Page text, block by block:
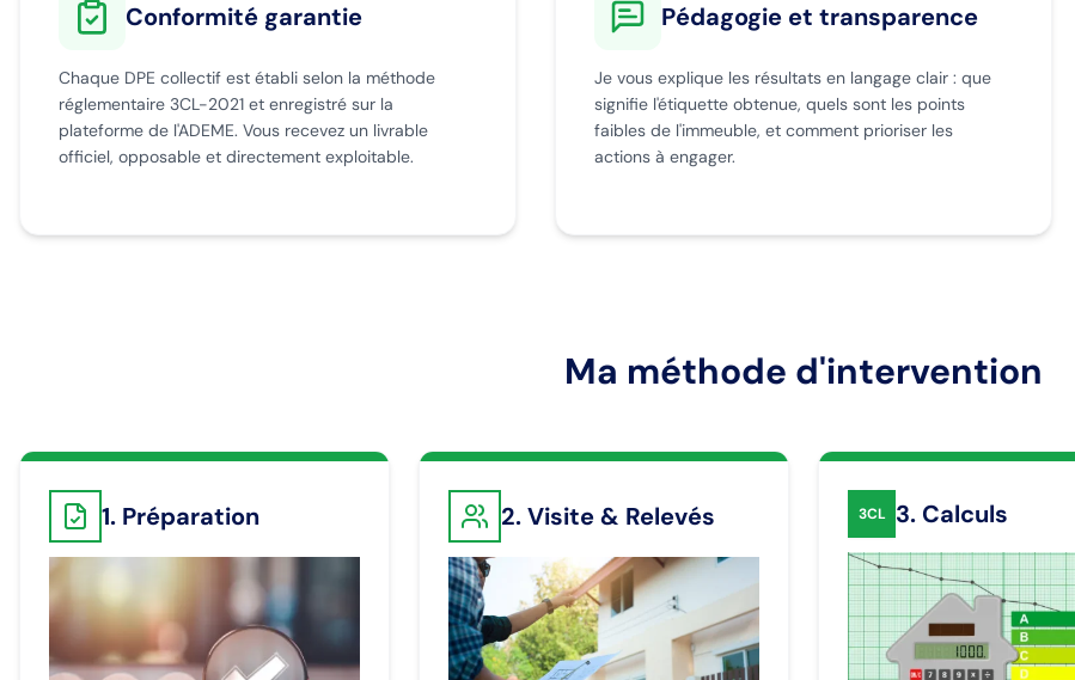
Conformité garantie
Chaque DPE collectif est établi selon la méthode
réglementaire 3CL-2021 et enregistré sur la
plateforme de l'ADEME. Vous recevez un livrable
officiel, opposable et directement exploitable.
Pédagogie et transparence
Je vous explique les résultats en langage clair : que
signifie l'étiquette obtenue, quels sont les points
faibles de l'immeuble, et comment prioriser les
actions à engager.
Ma méthode d'intervention
1. Préparation 2. Visite & Relevés 3CL 3. Calculs